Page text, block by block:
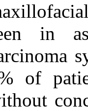
Download citation:
BibTeX|RIS|EndNote|
Reference Manager
RefWorks
Send citation to:
Mendeley
Zotero
RefWorks
Non-Syndromic Multiple